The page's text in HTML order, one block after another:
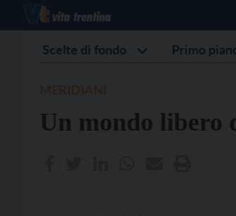
Scelte di fondo Primo
Un mondo libero